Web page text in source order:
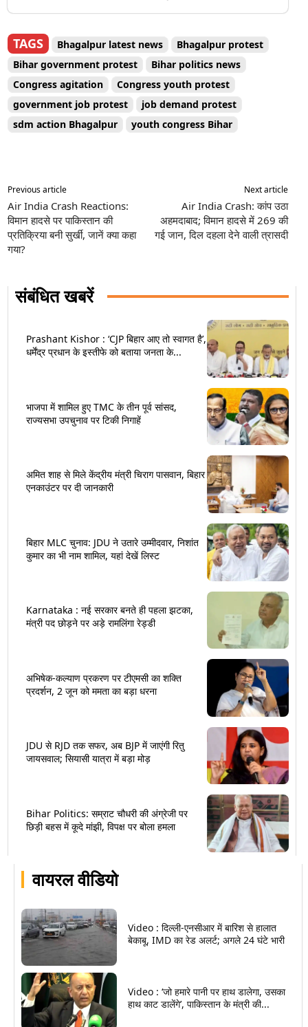
वायरल वीडियो
Video : दिल्ली-एनसीआर में बारिश से हालात
बेकाबू, IMD का रेड अलर्ट; अगले 24 घंटे भारी
Video : ‘जो हमारे पानी पर हाथ डालेगा, उसका
हाथ काट डालेंगे’, पाकिस्तान के मंत्री की...
TAGS Bhagalpur latest news
Bhagalpur protest
Bihar government protest
Bihar politics news
Congress agitation
Congress youth protest
government job protest
job demand protest
sdm action Bhagalpur
youth congress Bihar
Previous article
Air India Crash Reactions:
विमान हादसे पर पाकिस्तान की
प्रतिक्रिया बनी सुर्खी, जानें क्या कहा
गया?
Next article
Air India Crash: कांप उठा
अहमदाबाद; विमान हादसे में 269 की
गई जान, दिल दहला देने वाली त्रासदी
संबंधित खबरें
Prashant Kishor : ‘CJP बिहार आए तो स्वागत है’,
धर्मेंद्र प्रधान के इस्तीफे को बताया जनता के...
भाजपा में शामिल हुए TMC के तीन पूर्व सांसद,
राज्यसभा उपचुनाव पर टिकी निगाहें
अमित शाह से मिले केंद्रीय मंत्री चिराग पासवान, बिहार
एनकाउंटर पर दी जानकारी
बिहार MLC चुनाव: JDU ने उतारे उम्मीदवार, निशांत
कुमार का भी नाम शामिल, यहां देखें लिस्ट
Karnataka : नई सरकार बनते ही पहला झटका,
मंत्री पद छोड़ने पर अड़े रामलिंगा रेड्डी
अभिषेक-कल्याण प्रकरण पर टीएमसी का शक्ति
प्रदर्शन, 2 जून को ममता का बड़ा धरना
JDU से RJD तक सफर, अब BJP में जाएंगी रितु
जायसवाल; सियासी यात्रा में बड़ा मोड़
Bihar Politics: सम्राट चौधरी की अंग्रेजी पर
छिड़ी बहस में कूदे मांझी, विपक्ष पर बोला हमला